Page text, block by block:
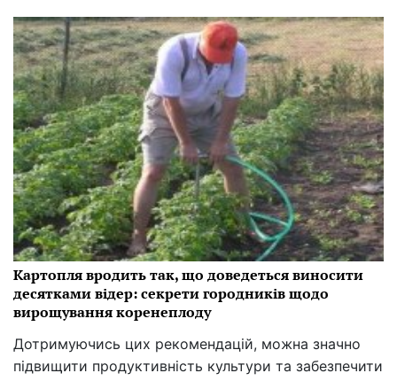
Картопля вродить так, що доведеться виносити
десятками відер: секрети городників щодо
вирощування коренеплоду
Дотримуючись цих рекомендацій, можна значно
підвищити продуктивність культури та забезпечити